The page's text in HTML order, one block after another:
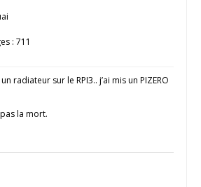
: 711
radiateur sur le RPI3.. j’ai mis un PIZERO
la mort.